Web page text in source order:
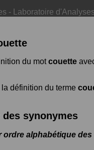
- Laboratoire
du motcouette
définition du terme
synonymes
ordre alphabétique des